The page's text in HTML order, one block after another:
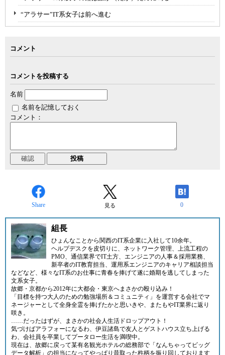
“アラサー”IT系女子は前へ進む
コメント
コメントを投稿する
名前
名前を記憶しておく
コメント：
Share 見る 0
組長
ひょんなことから関西のIT系企業に入社して10余年。
ヘルプデスクを皮切りに、ネットワーク管理、上流工程の
PMO、通信業界でIT土方、エンジニアの人事＆採用業務、
新卒者のIT教育担当、運用系エンジニアのキャリア相談担当
などなど、様々なIT系のお仕事に青春を捧げて遂に婚期を逃してしまった
文系女子。
故郷・京都から2012年に大都会・東京へまさかの殴り込み！
「目標を持つ大人のための勉強場所＆コミュニティ」 を運営する会社でマ
ネージャーとして全身全霊を捧げたかと思いきや、またもやIT業界に返り
咲き。
……だったはずが、まさかの社会人生活ドロップアウト！
気づけばアラフォーになるわ、伊豆諸島で友人とゲストハウス立ち上げる
わ、会社員を卒業してプータロー生活を満喫中。
現在は、故郷に戻って某有名観光ホテルの総務部で「なんちゃってビッグ
データ解析」の担当になってやっぱり昔取った杵柄を振り回しております